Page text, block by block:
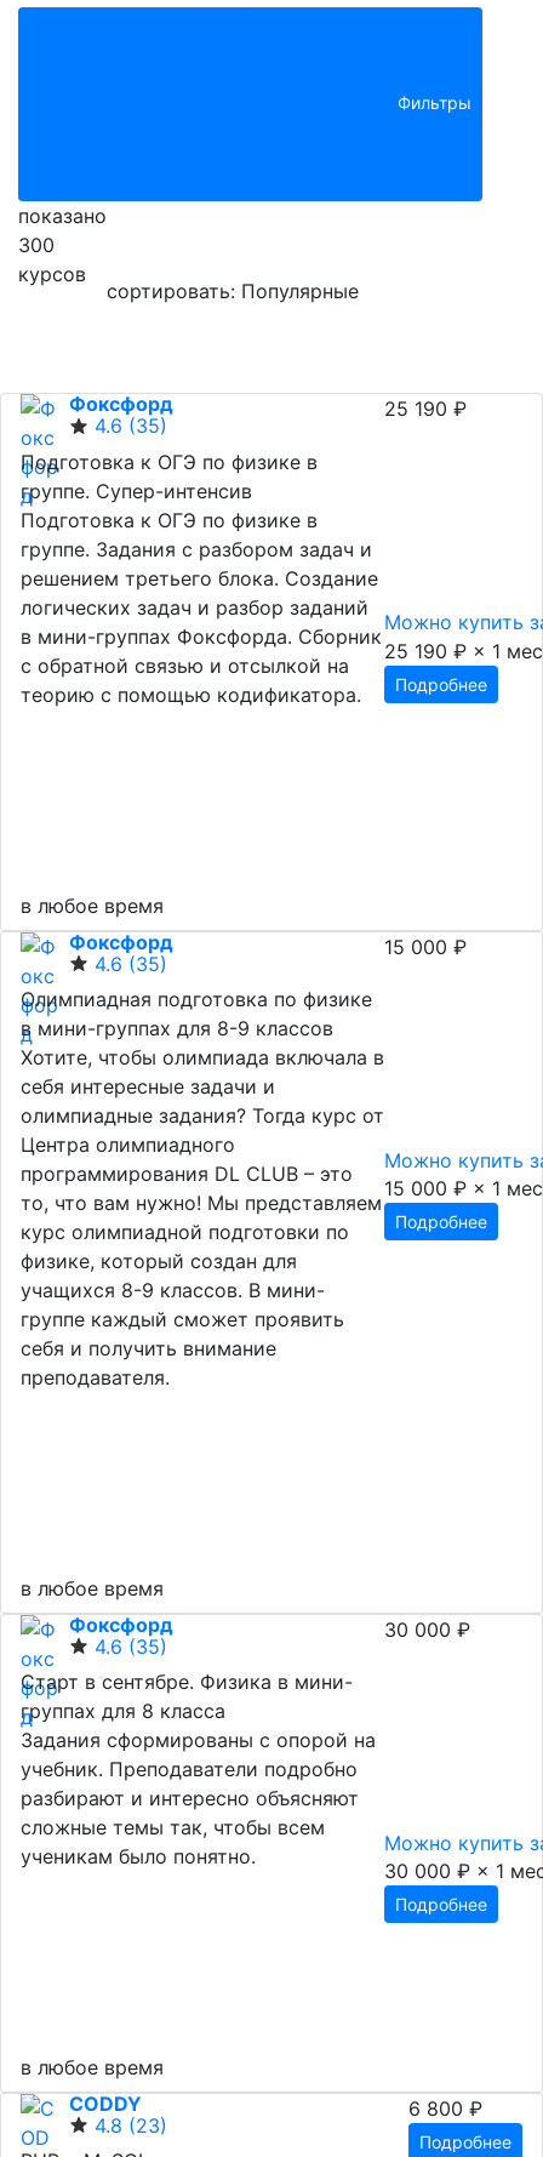
Фильтры
показано
300
курсов
сортировать: Популярные
Фоксфорд
4.6 (35)
Подготовка к ОГЭ по физике в
группе. Супер-интенсив
Подготовка к ОГЭ по физике в
группе. Задания с разбором задач и
решением третьего блока. Создание
логических задач и разбор заданий
в мини-группах Фоксфорда. Сборник
с обратной связью и отсылкой на
теорию с помощью кодификатора.
в любое время
25 190 ₽
Можно купить
25 190 ₽ × 1
Подробнее
Фоксфорд
4.6 (35)
Олимпиадная подготовка по физике
в мини-группах для 8-9 классов
Хотите, чтобы олимпиада включала в
себя интересные задачи и
олимпиадные задания? Тогда курс от
Центра олимпиадного
программирования DL CLUB – это
то, что вам нужно! Мы представляем
курс олимпиадной подготовки по
физике, который создан для
учащихся 8-9 классов. В мини-
группе каждый сможет проявить
себя и получить внимание
преподавателя.
в любое время
15 000 ₽
Можно купить
15 000 ₽ × 1
Подробнее
Фоксфорд
4.6 (35)
Старт в сентябре. Физика в мини-
группах для 8 класса
Задания сформированы с опорой на
учебник. Преподаватели подробно
разбирают и интересно объясняют
сложные темы так, чтобы всем
ученикам было понятно.
в любое время
30 000 ₽
Можно купить
30 000 ₽ × 1
Подробнее
CODDY
4.8 (23)
6 800 ₽
Подробнее